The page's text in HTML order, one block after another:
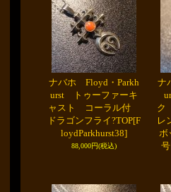
ナバホ Floyd・Parkh
urst トゥーファーキ
ャスト コーラル付
ドラゴンフライ?TOP[F
loydParkhurst38]
88,000円(税込)
ナ
ク
レ
ボ
号